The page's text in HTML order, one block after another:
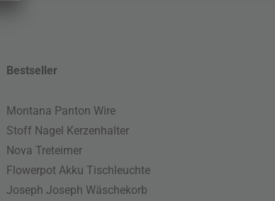
Bestseller
Montana Panton Wire
Stoff Nagel Kerzenhalter
Nova Treteimer
Flowerpot Akku Tischleuchte
Joseph Joseph Wäschekorb